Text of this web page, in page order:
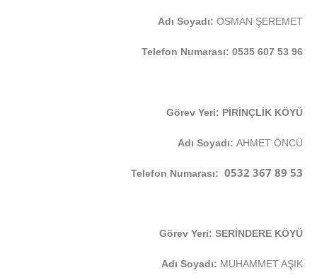
Adı Soyadı: OSMAN ŞEREMET
Telefon Numarası: 0535 607 53 96
Görev Yeri: PİRİNÇLİK KÖYÜ
Adı Soyadı: AHMET ÖNCÜ
Telefon Numarası: 0532 367 89 53
Görev Yeri: SERİNDERE KÖYÜ
Adı Soyadı: MUHAMMET AŞIK